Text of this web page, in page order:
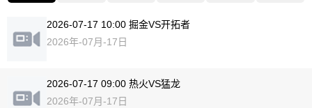
2026-07-17 10:00 掘金VS开拓者
2026年-07月-17日
2026-07-17 09:00 热火VS猛龙
2026年-07月-17日